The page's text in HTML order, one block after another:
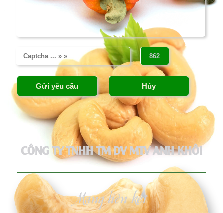
CÔNG TY TNHH TM DV MTV ANH KHÔI
Mạng liên kết